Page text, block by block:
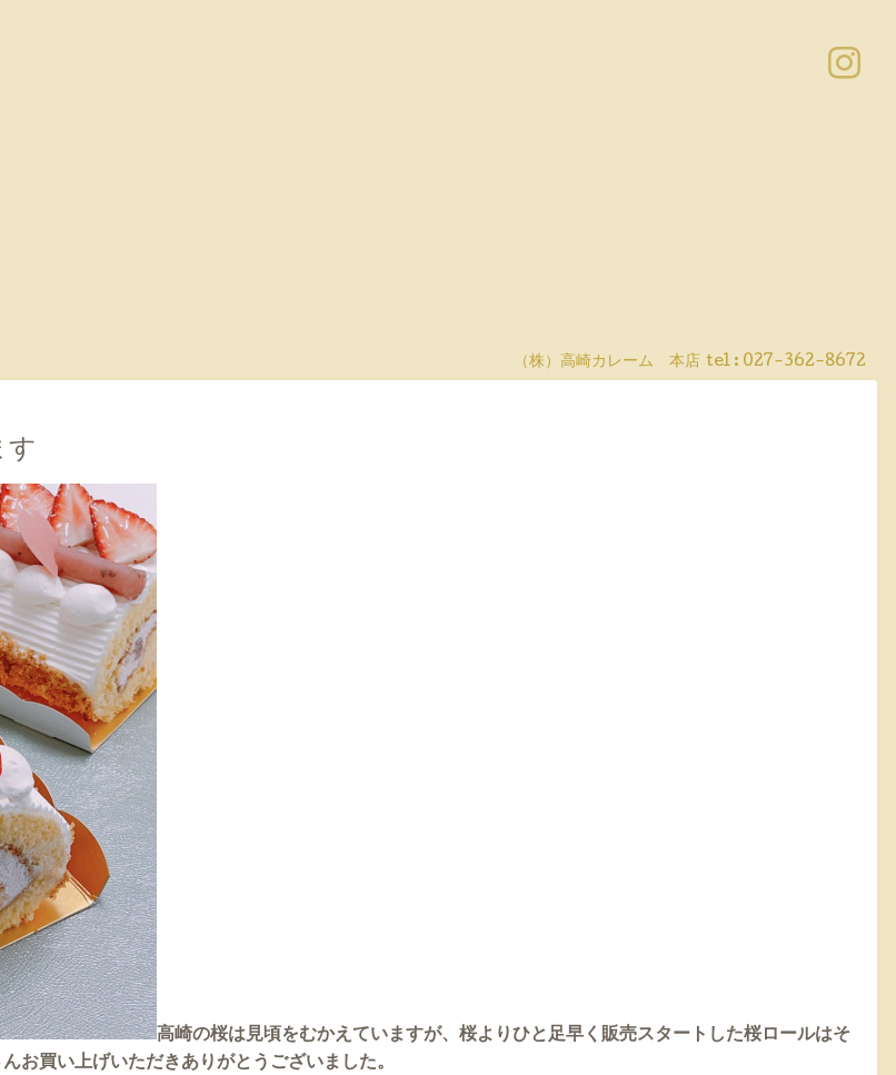
（株）高崎カレーム 本店 tel : 027-362-8672
す
高崎の桜は見頃をむかえていますが、桜よりひと足早く販売スタートした桜ロールはそ
お買い上げいただきありがとうございました。